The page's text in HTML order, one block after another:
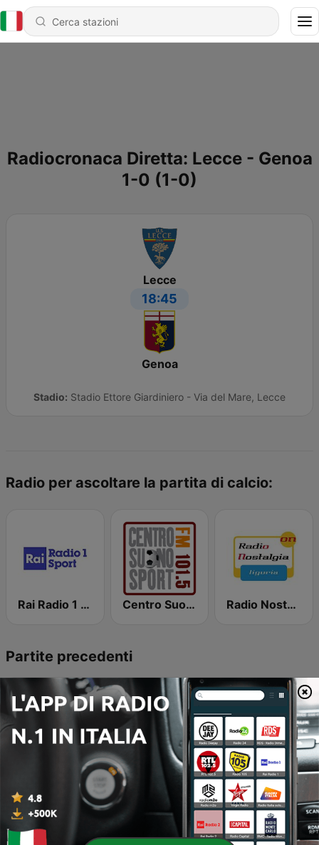
Radiocronaca Diretta: Lecce - Genoa
1-0 (1-0)
Lecce
18:45
Genoa
Stadio: Stadio Ettore Giardiniero - Via del Mare, Lecce
Radio per ascoltare la partita di calcio:
Rai Radio 1 Sport Centro Suono Sport Radio Nostalgia Liguria
Partite precedenti
24 de maggio de 2026 Lecce 1 - 0 Genoa
21 de marzo de 2026 Lecce 0 - 0 Genoa
14 de marzo de 2025 Genoa 2 - 1 Lecce
5 de gennaio de 2025 Lecce 0 - 0 Genoa
28 de gennaio de 2024 Genoa 2 - 1 Lecce
22 de settembre de 2023 Lecce 1 - 0 Genoa